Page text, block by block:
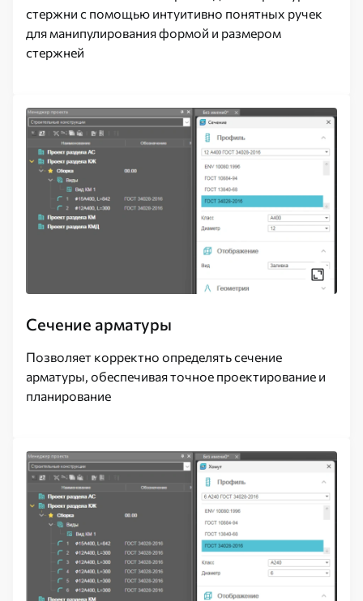
стержни с помощью интуитивно понятных ручек
для манипулирования формой и размером
стержней
Сечение арматуры
Позволяет корректно определять сечение
арматуры, обеспечивая точное проектирование и
планирование